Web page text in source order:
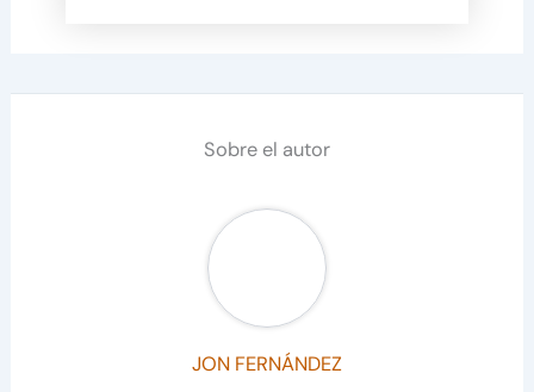
Sobre el autor
JON FERNÁNDEZ